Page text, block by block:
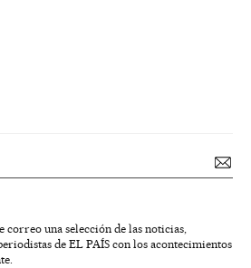
correo una selección de las noticias,
de EL PAÍS con los acontecimientos